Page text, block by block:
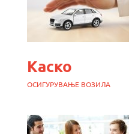
Каско
ОСИГУРУВАЊЕ ВОЗИЛА